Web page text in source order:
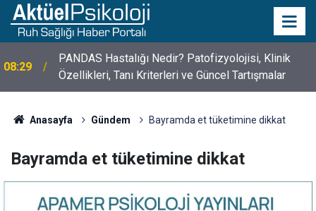
10:30
10 Mayıs Psikologlar Günü Nasıl Ortaya Çıktı? 10
Mayıs Tarihinin Hikayesi
Anasayfa Gündem Bayramda et tüketimine dikkat
Bayramda et tüketimine dikkat